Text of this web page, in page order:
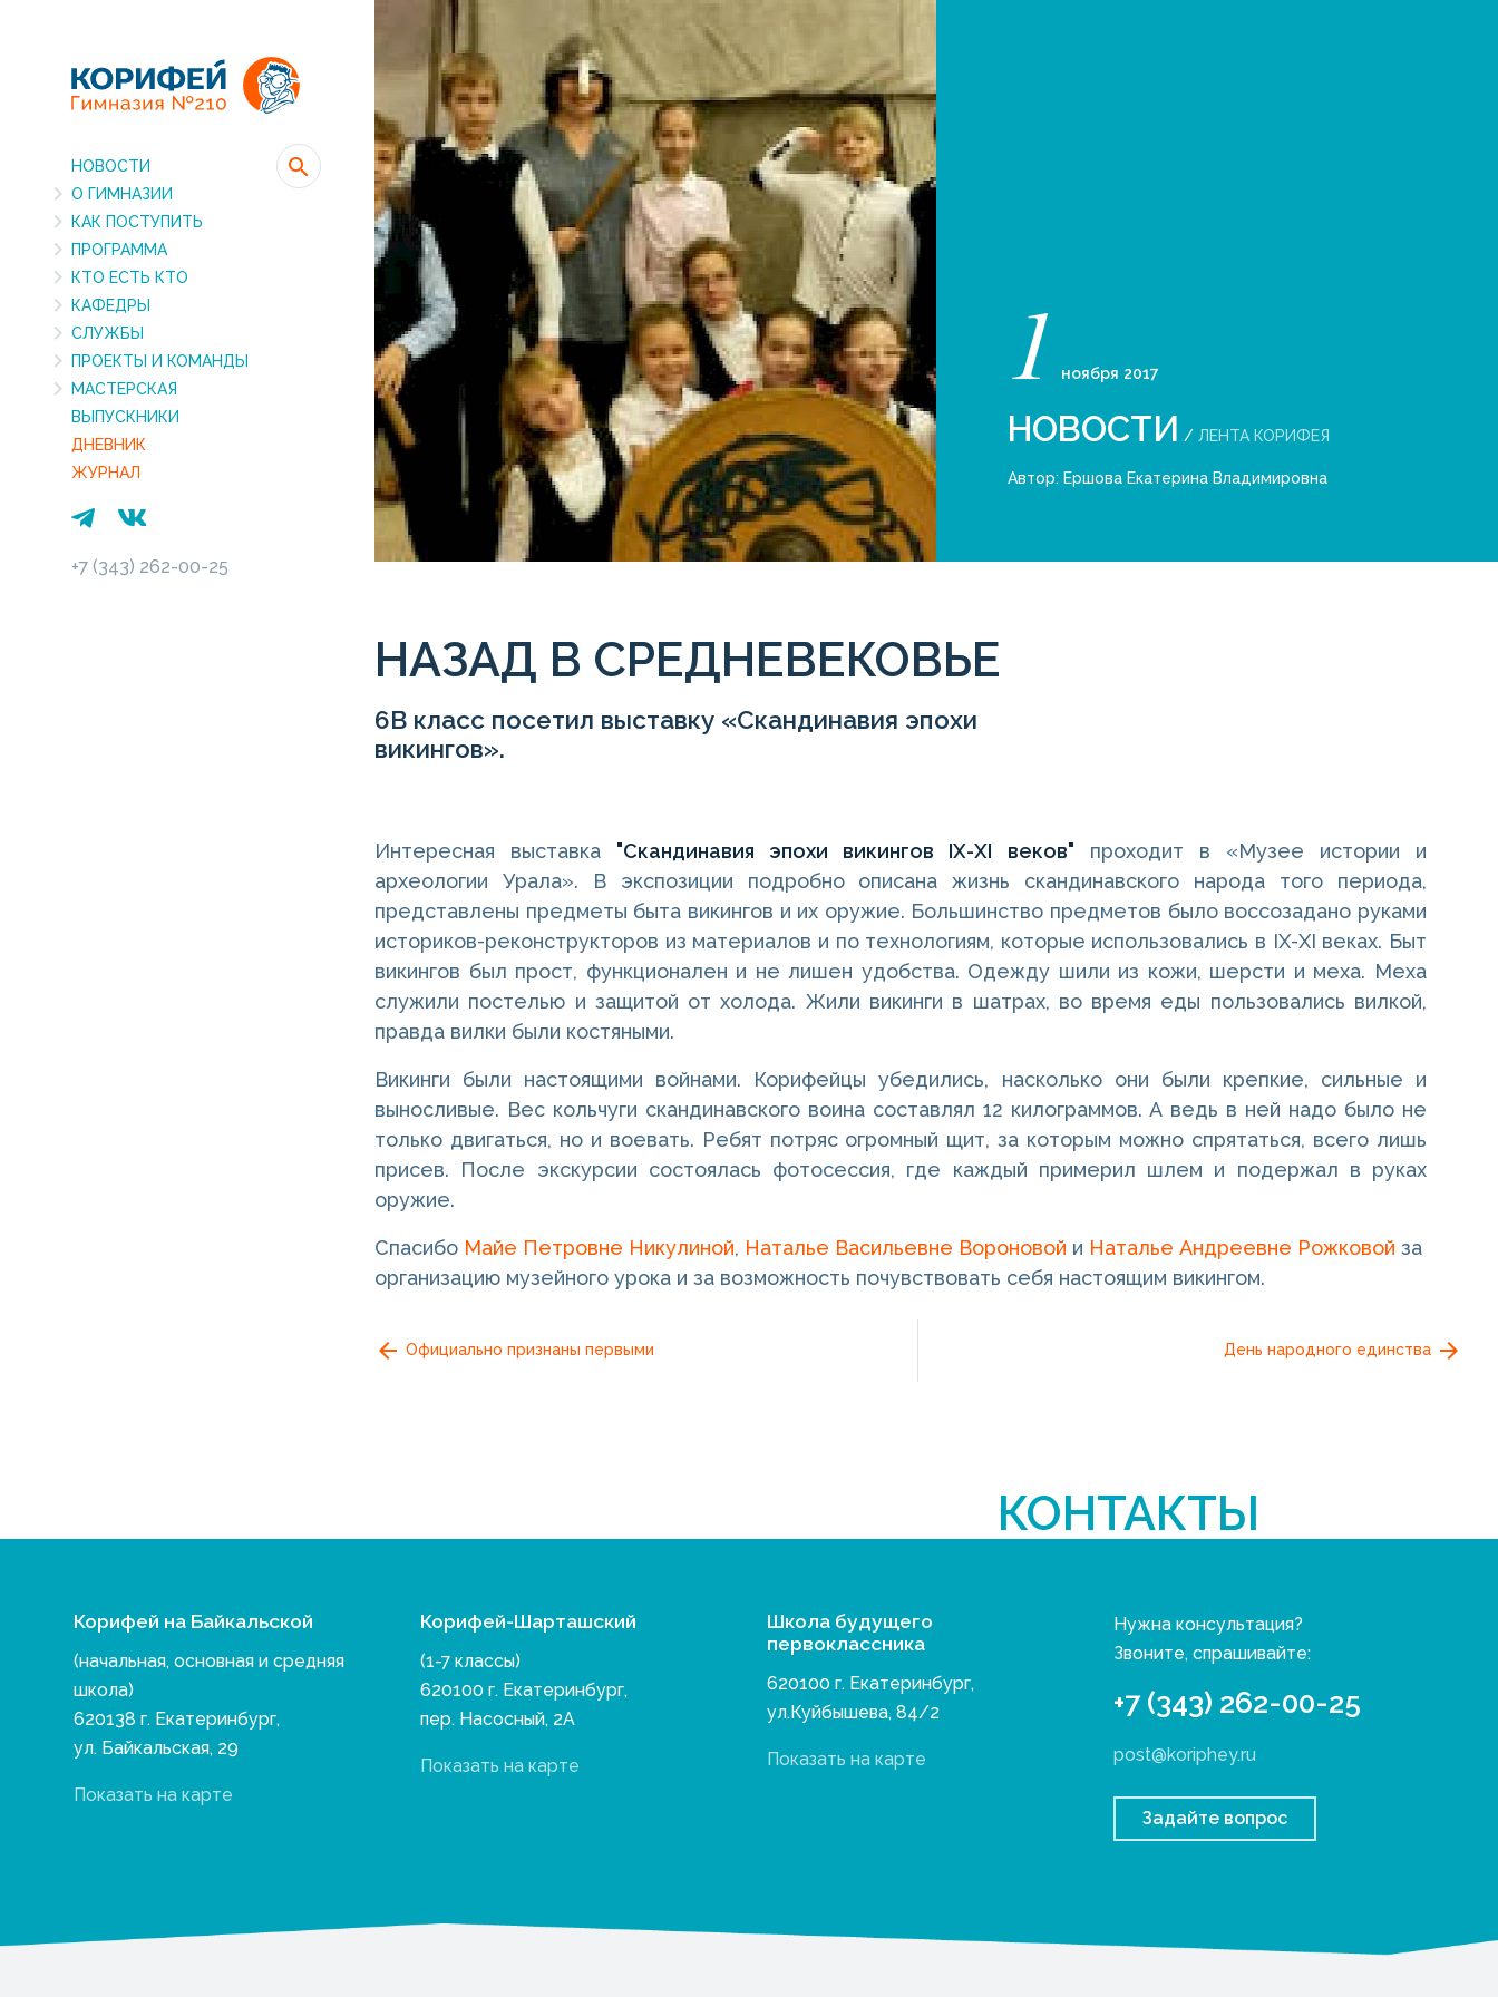
НОВОСТИ
О ГИМНАЗИИ
КАК ПОСТУПИТЬ
ПРОГРАММА
КТО ЕСТЬ КТО
КАФЕДРЫ
СЛУЖБЫ
ПРОЕКТЫ И КОМАНДЫ
МАСТЕРСКАЯ
ВЫПУСКНИКИ
ДНЕВНИК
ЖУРНАЛ
+7 (343) 262-00-25
1 ноября 2017
НОВОСТИ / ЛЕНТА КОРИФЕЯ
Автор: Ершова Екатерина Владимировна
НАЗАД В СРЕДНЕВЕКОВЬЕ
6В класс посетил выставку «Скандинавия эпохи
викингов».
Интересная выставка "Скандинавия эпохи викингов IX-XI веков" проходит в «Музее истории и
археологии Урала». В экспозиции подробно описана жизнь скандинавского народа того периода,
представлены предметы быта викингов и их оружие. Большинство предметов было воссозадано руками
историков-реконструкторов из материалов и по технологиям, которые использовались в IX-XI веках. Быт
викингов был прост, функционален и не лишен удобства. Одежду шили из кожи, шерсти и меха. Меха
служили постелью и защитой от холода. Жили викинги в шатрах, во время еды пользовались вилкой,
правда вилки были костяными.
Викинги были настоящими войнами. Корифейцы убедились, насколько они были крепкие, сильные и
выносливые. Вес кольчуги скандинавского воина составлял 12 килограммов. А ведь в ней надо было не
только двигаться, но и воевать. Ребят потряс огромный щит, за которым можно спрятаться, всего лишь
присев. После экскурсии состоялась фотосессия, где каждый примерил шлем и подержал в руках
оружие.
Спасибо Майе Петровне Никулиной, Наталье Васильевне Вороновой и Наталье Андреевне Рожковой за
организацию музейного урока и за возможность почувствовать себя настоящим викингом.
Официально признаны первыми День народного единства
КОНТАКТЫ
Корифей на Байкальской
(начальная, основная и средняя
школа)
620138 г. Екатеринбург,
ул. Байкальская, 29
Показать на карте
Корифей-Шарташский
(1-7 классы)
620100 г. Екатеринбург,
пер. Насосный, 2А
Показать на карте
Школа будущего
первоклассника
620100 г. Екатеринбург,
ул.Куйбышева, 84/2
Показать на карте
Нужна консультация?
Звоните, спрашивайте:
+7 (343) 262-00-25
post@koriphey.ru
Задайте вопрос